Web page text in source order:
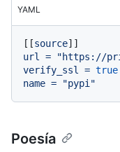
YAML
[[source
url
=
"https://
verify_ssl
= true
name = "pypi"
Poesía